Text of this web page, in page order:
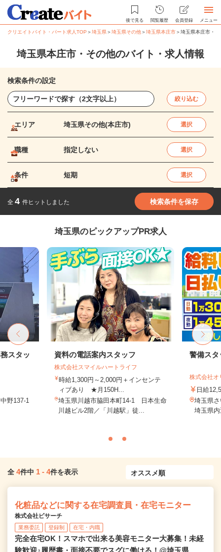
後で見る 閲覧履歴 会員登録 メニュー
クリエイトバイト・パート求人TOP ＞埼玉県＞埼玉県その他＞埼玉県本庄市＞埼玉県本庄市・
埼玉県本庄市・その他のバイト・求人情報
検索条件の設定
絞り込む
エリア 埼玉県その他(本庄市) 選択
職種 指定しない 選択
条件 短期 選択
全 4 件ヒットしました 検索条件を保存
埼玉県のピックアップPR求人
スタッ
野137-1
資料の電話案内スタッフ
株式会社スマイルハートライフ
時給1,300円～2,000円＋インセンテ
ィブあり ★月150H...
埼玉県川越市脇田本町14-1 日本生命
川越ビル2階／「川越駅」徒...
警備スタ
株式会社オ
日給
埼玉県
埼玉県
全 4件中 1 - 4件を表示
化粧品などに関する在宅調査員・在宅モニター
株式会社ビサーチ
業務委託 登録制 在宅・内職
完全在宅OK！スマホで出来る美容モニター大募集！未経
験歓迎♪履歴書・面接不要でスグに働ける！@埼玉県